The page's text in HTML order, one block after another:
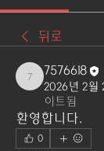
뒤로
7576618
7576618
2026년 2월
이트됨
환영합니다.
0